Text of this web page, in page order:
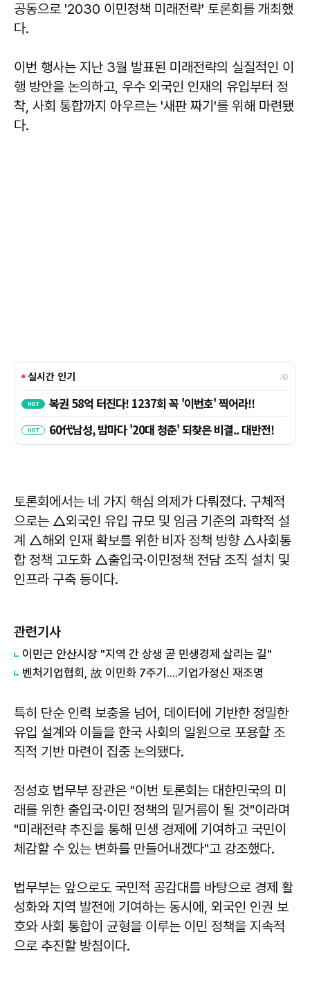
공동으로 '2030 이민정책 미래전략' 토론회를 개최했
다.
이번 행사는 지난 3월 발표된 미래전략의 실질적인 이
행 방안을 논의하고, 우수 외국인 인재의 유입부터 정
착, 사회 통합까지 아우르는 '새판 짜기'를 위해 마련됐
다.
토론회에서는 네 가지 핵심 의제가 다뤄졌다. 구체적
으로는 △외국인 유입 규모 및 임금 기준의 과학적 설
계 △해외 인재 확보를 위한 비자 정책 방향 △사회통
합 정책 고도화 △출입국·이민정책 전담 조직 설치 및
인프라 구축 등이다.
관련기사
이민근 안산시장 "지역 간 상생 곧 민생경제 살리는 길"
벤처기업협회, 故 이민화 7주기....기업가정신 재조명
특히 단순 인력 보충을 넘어, 데이터에 기반한 정밀한
유입 설계와 이들을 한국 사회의 일원으로 포용할 조
직적 기반 마련이 집중 논의됐다.
정성호 법무부 장관은 "이번 토론회는 대한민국의 미
래를 위한 출입국·이민 정책의 밑거름이 될 것"이라며
"미래전략 추진을 통해 민생 경제에 기여하고 국민이
체감할 수 있는 변화를 만들어내겠다"고 강조했다.
법무부는 앞으로도 국민적 공감대를 바탕으로 경제 활
성화와 지역 발전에 기여하는 동시에, 외국인 인권 보
호와 사회 통합이 균형을 이루는 이민 정책을 지속적
으로 추진할 방침이다.